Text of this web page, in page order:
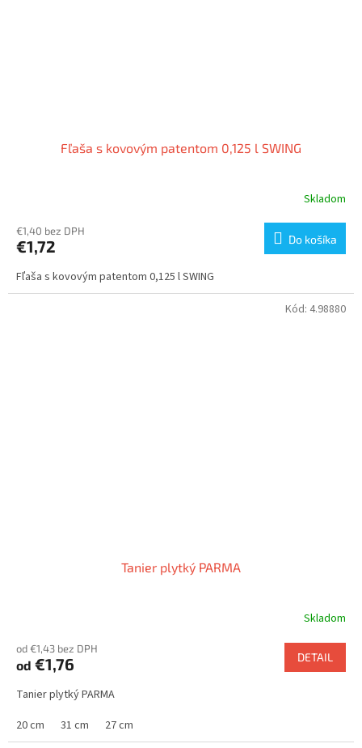
Fľaša s kovovým patentom 0,125 l SWING
Skladom
€1,40 bez DPH
€1,72 Do košíka
Fľaša s kovovým patentom 0,125 l SWING
Tanier plytký PARMA
Skladom
od €1,43 bez DPH
od €1,76 DETAIL
Tanier plytký PARMA
20 cm
31 cm 27 cm
Kód: 4.98880